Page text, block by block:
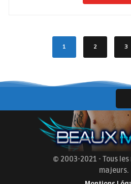
1 2 3
© 2003-2021 - Tous
majeurs.